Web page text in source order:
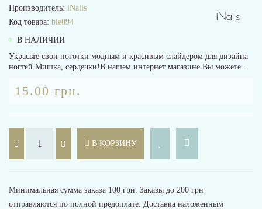
Производитель: iNails
Код товара: ble094
В НАЛИЧИИ
Украсьте свои ноготки модным и красивым слайдером для дизайна
ногтей Мишка, сердечки!В нашем интернет магазине Вы можете..
15.00 грн.
В КОРЗИНУ
Минимальная сумма заказа 100 грн. Заказы до 200 грн
отправляются по полной предоплате. Доставка наложенным